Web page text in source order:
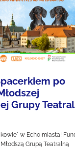
po
Grupy
w Echo miasta!
Grupą Teatralną